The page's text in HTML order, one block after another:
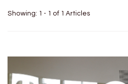
Showing: 1 - 1 of 1 Articles